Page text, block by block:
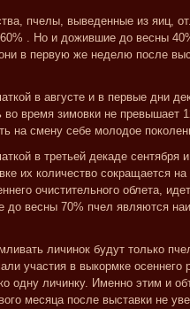
пчелы, выведенные из яиц,
. Но и дожившие до весны
в первую же неделю после
в августе и в первые дни
время зимовки не превышает
на смену себе молодое
в третьей декаде сентября
их количество сокращается
очистительного облета,
до весны 70% пчел являются
личинок будут только
участия в выкормке осеннего
одну личинку. Именно этим и
месяца после выставки не